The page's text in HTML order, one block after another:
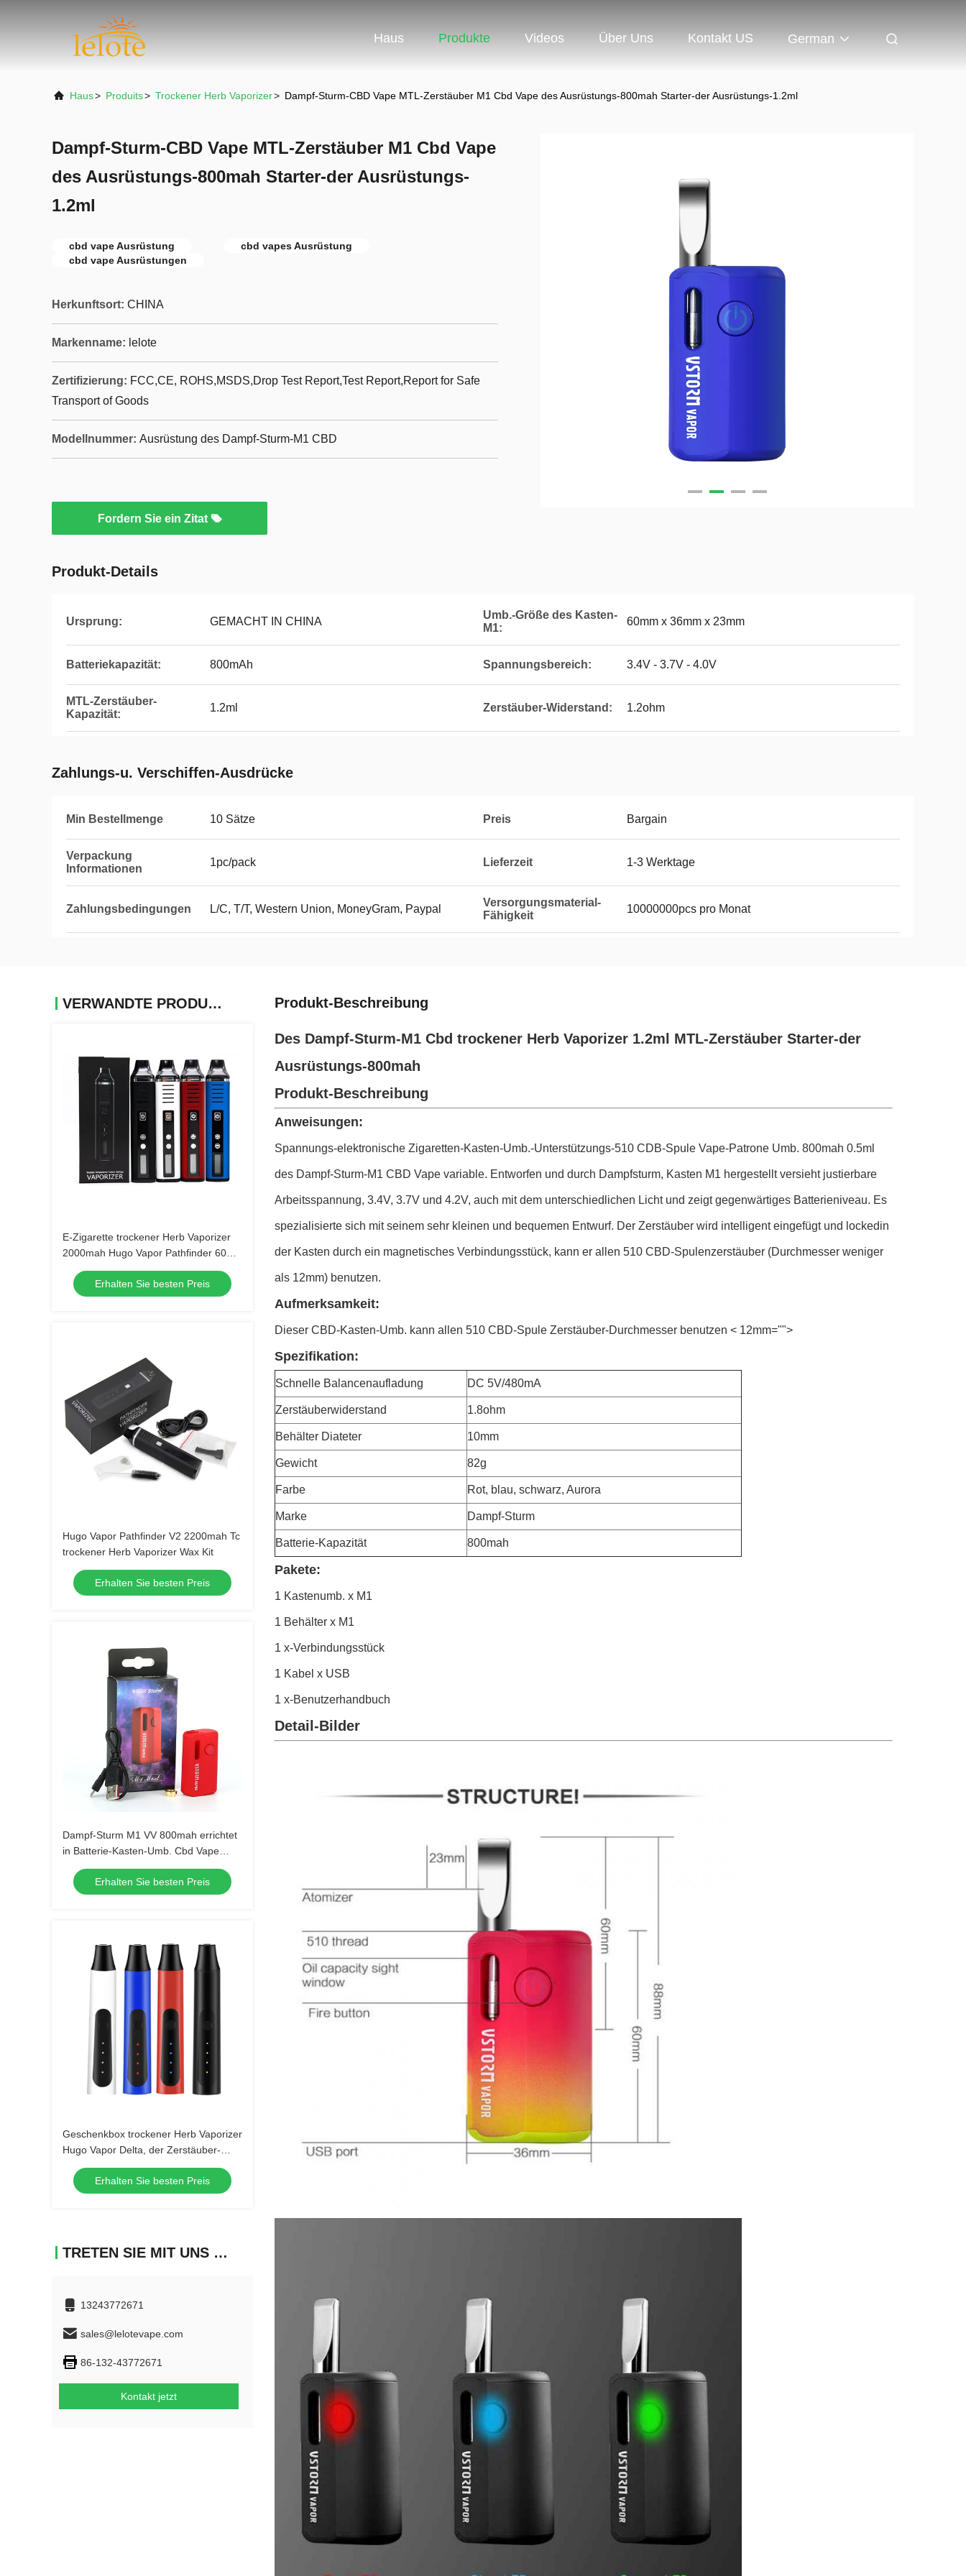
Haus Produkte Videos Über Uns Kontakt US German
Haus> Produits> Trockener Herb Vaporizer> Dampf-Sturm-CBD Vape MTL-Zerstäuber M1 Cbd Vape des Ausrüstungs-800mah Starter-der Ausrüstungs-1.2ml
Dampf-Sturm-CBD Vape MTL-Zerstäuber M1 Cbd Vape
des Ausrüstungs-800mah Starter-der Ausrüstungs-
1.2ml
cbd vape Ausrüstung
cbd vapes Ausrüstung
cbd vape Ausrüstungen
Herkunftsort: CHINA
Markenname: lelote
Zertifizierung: FCC,CE, ROHS,MSDS,Drop Test Report,Test Report,Report for Safe
Transport of Goods
Modellnummer: Ausrüstung des Dampf-Sturm-M1 CBD
Fordern Sie ein Zitat
Produkt-Details
Ursprung: GEMACHT IN CHINA
Umb.-Größe des Kasten-
M1:
60mm x 36mm x 23mm
Batteriekapazität: 800mAh Spannungsbereich: 3.4V - 3.7V - 4.0V
MTL-Zerstäuber-
Kapazität:
1.2ml Zerstäuber-Widerstand: 1.2ohm
Zahlungs-u. Verschiffen-Ausdrücke
Min Bestellmenge 10 Sätze Preis Bargain
Verpackung
Informationen
1pc/pack Lieferzeit 1-3 Werktage
Zahlungsbedingungen L/C, T/T, Western Union, MoneyGram, Paypal
Versorgungsmaterial-
Fähigkeit
10000000pcs pro Monat
VERWANDTE PRODUKTE
E-Zigarette trockener Herb Vaporizer
2000mah Hugo Vapor Pathfinder 60
unterstützt schnelle Heizung
Erhalten Sie besten Preis
Hugo Vapor Pathfinder V2 2200mah Tc
trockener Herb Vaporizer Wax Kit
Erhalten Sie besten Preis
Dampf-Sturm M1 VV 800mah errichtet
in Batterie-Kasten-Umb. Cbd Vape
Mods
Erhalten Sie besten Preis
Geschenkbox trockener Herb Vaporizer
Hugo Vapor Delta, der Zerstäuber-
Ausrüstung 2200mah trocknet
Erhalten Sie besten Preis
TRETEN SIE MIT UNS IN VERBINDUNG
13243772671
sales@lelotevape.com
86-132-43772671
Kontakt jetzt
Produkt-Beschreibung
Des Dampf-Sturm-M1 Cbd trockener Herb Vaporizer 1.2ml MTL-Zerstäuber Starter-der
Ausrüstungs-800mah
Produkt-Beschreibung
Anweisungen:
Spannungs-elektronische Zigaretten-Kasten-Umb.-Unterstützungs-510 CDB-Spule Vape-Patrone Umb. 800mah 0.5ml
des Dampf-Sturm-M1 CBD Vape variable. Entworfen und durch Dampfsturm, Kasten M1 hergestellt versieht justierbare
Arbeitsspannung, 3.4V, 3.7V und 4.2V, auch mit dem unterschiedlichen Licht und zeigt gegenwärtiges Batterieniveau. Es
spezialisierte sich mit seinem sehr kleinen und bequemen Entwurf. Der Zerstäuber wird intelligent eingefügt und lockedin
der Kasten durch ein magnetisches Verbindungsstück, kann er allen 510 CBD-Spulenzerstäuber (Durchmesser weniger
als 12mm) benutzen.
Aufmerksamkeit:
Dieser CBD-Kasten-Umb. kann allen 510 CBD-Spule Zerstäuber-Durchmesser benutzen < 12mm="">
Spezifikation:
Schnelle Balancenaufladung DC 5V/480mA
Zerstäuberwiderstand 1.8ohm
Behälter Diateter 10mm
Gewicht 82g
Farbe Rot, blau, schwarz, Aurora
Marke Dampf-Sturm
Batterie-Kapazität 800mah
Pakete:
1 Kastenumb. x M1
1 Behälter x M1
1 x-Verbindungsstück
1 Kabel x USB
1 x-Benutzerhandbuch
Detail-Bilder